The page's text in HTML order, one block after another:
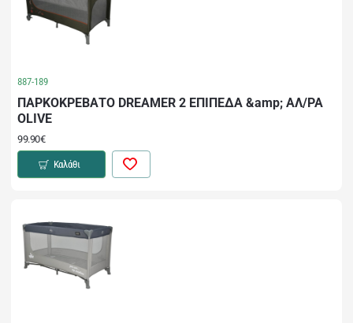
887-189
ΠΑΡΚΟΚΡΕΒΑΤΟ DREAMER 2 ΕΠΙΠΕΔΑ &amp; ΑΛ/ΡΑ
OLIVE
99.90€
Καλάθι